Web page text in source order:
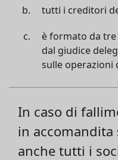
tutti i creditori
è formato da
dal giudice
sulle operazioni
In caso di
in
anche tutti i